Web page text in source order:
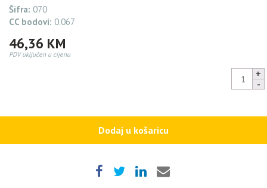
Šifra: 070
CC bodovi: 0.067
46,36 KM
PDV uključen u cijenu
Pride
Dodaj u košaricu